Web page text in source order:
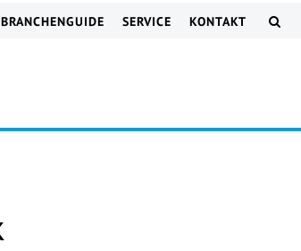
BRANCHENGUIDE SERVICE KONTAKT